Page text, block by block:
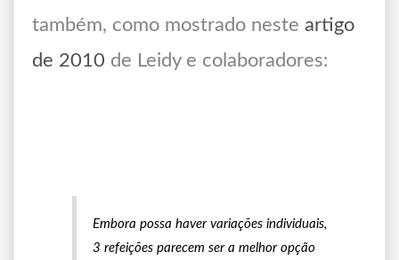
também, como mostrado neste artigo
de 2010 de Leidy e colaboradores:
Embora possa haver variações individuais,
3 refeições parecem ser a melhor opção